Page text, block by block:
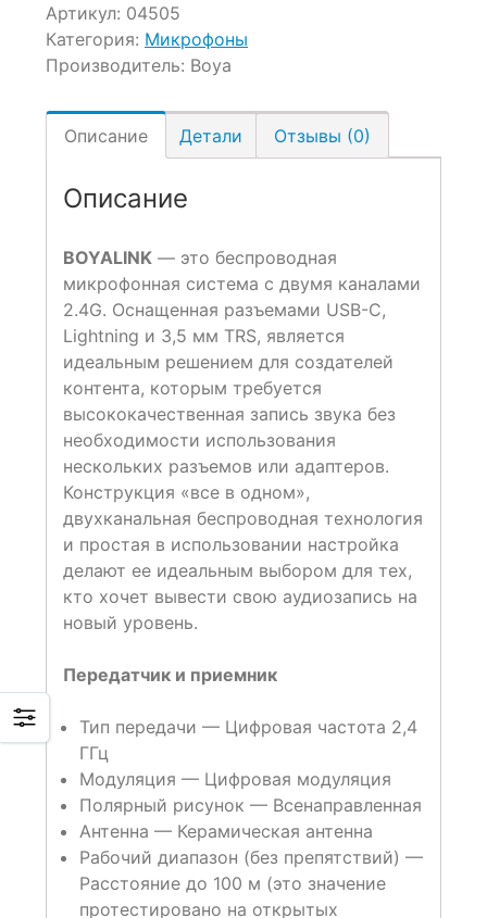
Артикул: 04505
Категория: Микрофоны
Производитель: Boya
Описание Детали Отзывы (0)
Описание
BOYALINK — это беспроводная
микрофонная система с двумя каналами
2.4G. Оснащенная разъемами USB-C,
Lightning и 3,5 мм TRS, является
идеальным решением для создателей
контента, которым требуется
высококачественная запись звука без
необходимости использования
нескольких разъемов или адаптеров.
Конструкция «все в одном»,
двухканальная беспроводная технология
и простая в использовании настройка
делают ее идеальным выбором для тех,
кто хочет вывести свою аудиозапись на
новый уровень.
Передатчик и приемник
Тип передачи — Цифровая частота 2,4
ГГц
Модуляция — Цифровая модуляция
Полярный рисунок — Всенаправленная
Антенна — Керамическая антенна
Рабочий диапазон (без препятствий) —
Расстояние до 100 м (это значение
протестировано на открытых